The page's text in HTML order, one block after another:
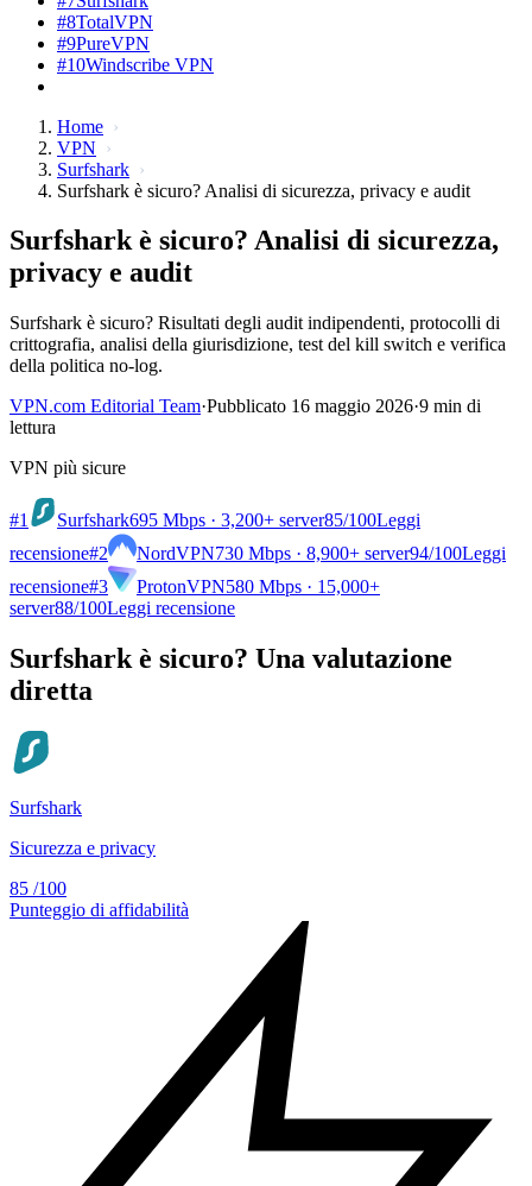
#8TotalVPN
#9PureVPN
#10Windscribe VPN
Home
VPN
Surfshark
Surfshark è sicuro? Analisi di sicurezza, privacy e audit
Surfshark è sicuro? Analisi di sicurezza,
privacy e audit
Surfshark è sicuro? Risultati degli audit indipendenti, protocolli di
crittografia, analisi della giurisdizione, test del kill switch e verifica
della politica no-log.
VPN.com Editorial Team·Pubblicato 16 maggio 2026·9 min di
lettura
VPN più sicure
#1 Surfshark695 Mbps · 3,200+ server85/100Leggi
recensione#2 NordVPN730 Mbps · 8,900+ server94/100Leggi
recensione#3 ProtonVPN580 Mbps · 15,000+
server88/100Leggi recensione
Surfshark è sicuro? Una valutazione
diretta
Surfshark
Sicurezza e privacy
85 /100
Punteggio di affidabilità